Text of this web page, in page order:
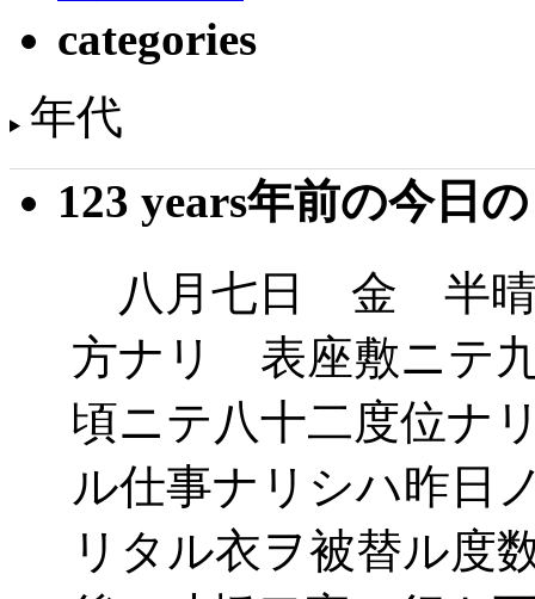
categories
年代
123 years年前の今日
八月七日 金 半晴
方ナリ 表座敷ニテ
頃ニテ八十二度位ナ
ル仕事ナリシハ昨日
リタル衣ヲ被替ル